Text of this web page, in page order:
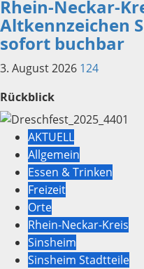
Rhein-Neckar-
Altkennzeichen
sofort buchbar
3. August 2026 124
Rückblick
AKTUELL
Allgemein
Essen & Trinken
Freizeit
Orte
Rhein-Neckar-Kreis
Sinsheim
Sinsheim Stadtteile